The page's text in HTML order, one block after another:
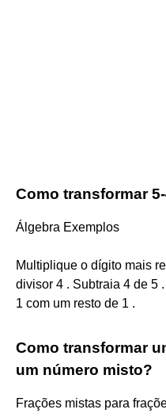
Como transformar
Álgebra Exemplos
Multiplique o dígito mais
divisor 4 . Subtraia 4 de 5
1 com um resto de 1 .
Como transformar
um número misto?
Frações mistas para